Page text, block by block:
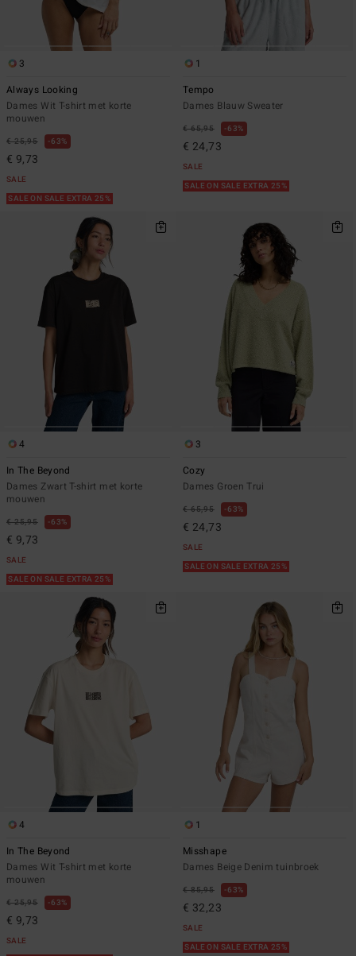
3
Always Looking
Dames Wit T-shirt met korte
mouwen
€ 25,95 63%
€ 9,73
SALE
SALE ON SALE EXTRA 25%
1
Tempo
Dames Blauw Sweater
€ 65,95 63%
€ 24,73
SALE
SALE ON SALE EXTRA 25%
4
In The Beyond
Dames Zwart T-shirt met korte
mouwen
€ 25,95 63%
€ 9,73
SALE
SALE ON SALE EXTRA 25%
3
Cozy
Dames Groen Trui
€ 65,95 63%
€ 24,73
SALE
SALE ON SALE EXTRA 25%
4
In The Beyond
Dames Wit T-shirt met korte
mouwen
€ 25,95 63%
€ 9,73
SALE
1
Misshape
Dames Beige Denim tuinbroek
€ 85,95 63%
€ 32,23
SALE
SALE ON SALE EXTRA 25%